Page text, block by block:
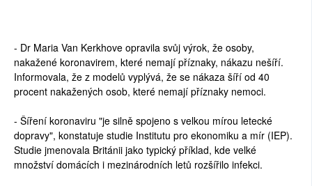
- Dr Maria Van Kerkhove opravila svůj výrok, že osoby,
nakažené koronavirem, které nemají příznaky, nákazu nešíří.
Informovala, že z modelů vyplývá, že se nákaza šíří od 40
procent nakažených osob, které nemají příznaky nemoci.
- Šíření koronaviru "je silně spojeno s velkou mírou letecké
dopravy", konstatuje studie Institutu pro ekonomiku a mír (IEP).
Studie jmenovala Británii jako typický příklad, kde velké
množství domácích i mezinárodních letů rozšířilo infekci.